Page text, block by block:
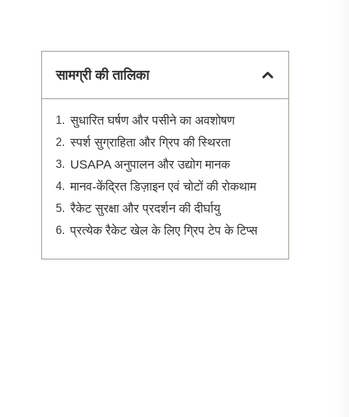
सामग्री की तालिका
सुधारित घर्षण और पसीने का अवशोषण
स्पर्श सुग्राहिता और ग्रिप की स्थिरता
USAPA अनुपालन और उद्योग मानक
मानव-केंद्रित डिज़ाइन एवं चोटों की रोकथाम
रैकेट सुरक्षा और प्रदर्शन की दीर्घायु
प्रत्येक रैकेट खेल के लिए ग्रिप टेप के टिप्स